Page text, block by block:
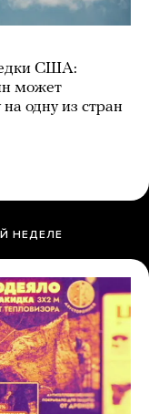
США:
может
одну из стран
НЕДЕЛЕ